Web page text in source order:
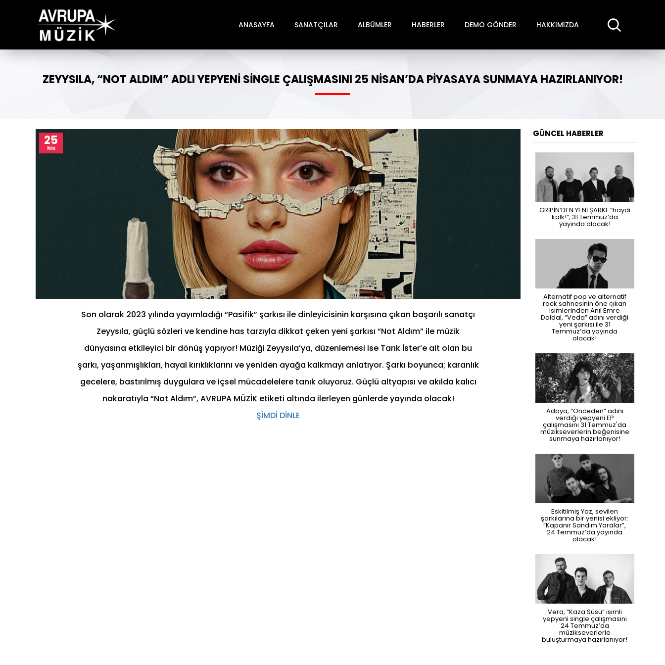
ANASAYFA SANATÇILAR ALBÜMLER HABERLER DEMO GÖNDER HAKKIMIZDA
ZEYYSILA, “NOT ALDIM” ADLI YEPYENI SINGLE ÇALIŞMASINI 25 NISAN’DA PIYASAYA SUNMAYA HAZIRLANIYOR!
25
Nis
Son olarak 2023 yılında yayımladığı “Pasifik” şarkısı ile dinleyicisinin karşısına çıkan başarılı sanatçı
Zeyysıla, güçlü sözleri ve kendine has tarzıyla dikkat çeken yeni şarkısı “Not Aldım” ile müzik
dünyasına etkileyici bir dönüş yapıyor! Müziği Zeyysıla’ya, düzenlemesi ise Tarık İster’e ait olan bu
şarkı, yaşanmışlıkları, hayal kırıklıklarını ve yeniden ayağa kalkmayı anlatıyor. Şarkı boyunca; karanlık
gecelere, bastırılmış duygulara ve içsel mücadelelere tanık oluyoruz. Güçlü altyapısı ve akılda kalıcı
nakaratıyla “Not Aldım”, AVRUPA MÜZİK etiketi altında ilerleyen günlerde yayında olacak!
ŞİMDİ DİNLE
GÜNCEL HABERLER
GRİPİN’DEN YENİ ŞARKI: “haydi
kalk!”, 31 Temmuz’da
yayında olacak!
Alternatif pop ve alternatif
rock sahnesinin öne çıkan
isimlerinden Anıl Emre
Daldal, “Veda” adını verdiği
yeni şarkısı ile 31
Temmuz’da yayında
olacak!
Adoya, “Önceden” adını
verdiği yepyeni EP
çalışmasını 31 Temmuz'da
müzikseverlerin beğenisine
sunmaya hazırlanıyor!
Eskitilmiş Yaz, sevilen
şarkılarına bir yenisi ekliyor:
“Kapanır Sandım Yaralar”,
24 Temmuz’da yayında
olacak!
Vera, “Kaza Süsü” isimli
yepyeni single çalışmasını
24 Temmuz’da
müzikseverlerle
buluşturmaya hazırlanıyor!